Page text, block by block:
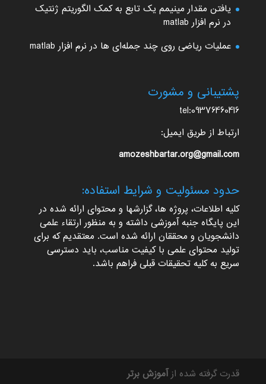
یافتن مقدار مینیمم یک تابع به کمک الگوریتم ژنتیک
در نرم افزار matlab
عملیات ریاضی روی چند جمله‌ای ها در نرم افزار matlab
پشتیبانی و مشورت
tel:09376460416
ارتباط از طریق ایمیل:
amozeshbartar.org@gmail.com
حدود مسئولیت و شرایط استفاده:
کلیه اطلاعات، پروژه ها، گزارشها و محتوای ارائه شده در
این پایگاه جنبه آموزشی داشته و به منظور ارتقاء علمی
دانشجویان و محققان ارائه شده است. معتقدیم که برای
تولید محتوای علمی با کیفیت مناسب، باید دسترسی
سریع به کلیه تحقیقات قبلی فراهم باشد.
قدرت گرفته شده ازآموزش برتر